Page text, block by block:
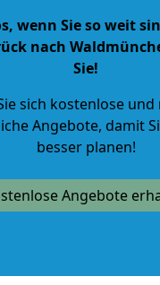
wenn Sie so weit
nach
Sie!
sich kostenlose
Angebote, damit
besser planen!
Angebote